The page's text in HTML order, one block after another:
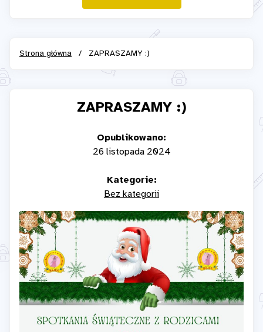
Strona główna / ZAPRASZAMY :)
ZAPRASZAMY :)
Opublikowano:
26 listopada 2024
Kategorie:
Bez kategorii